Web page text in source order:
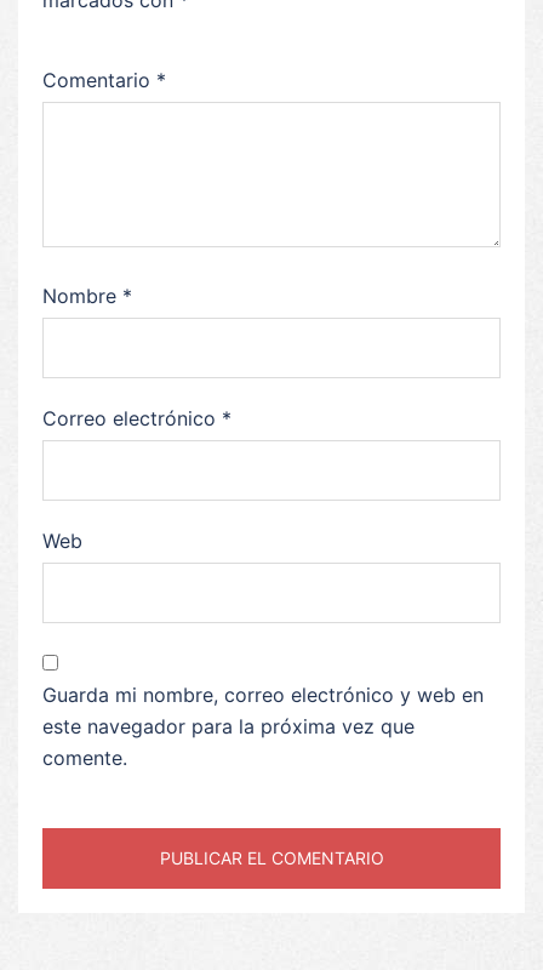
Comentario *
Nombre *
Correo electrónico *
Web
Guarda mi nombre, correo electrónico y web en
este navegador para la próxima vez que
comente.